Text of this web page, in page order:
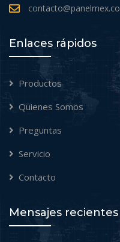
Enlaces rápidos
Productos
Quienes Somos
Preguntas
Servicio
Contacto
Mensajes recientes